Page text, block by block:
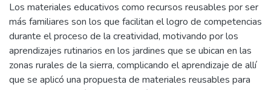
Los materiales educativos como recursos reusables por ser
más familiares son los que facilitan el logro de competencias
durante el proceso de la creatividad, motivando por los
aprendizajes rutinarios en los jardines que se ubican en las
zonas rurales de la sierra, complicando el aprendizaje de allí
que se aplicó una propuesta de materiales reusables para